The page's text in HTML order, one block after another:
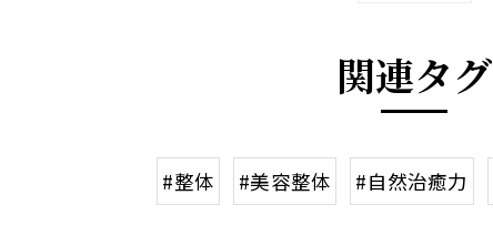
関連タグ
#整体 #美容整体 #自然治癒力